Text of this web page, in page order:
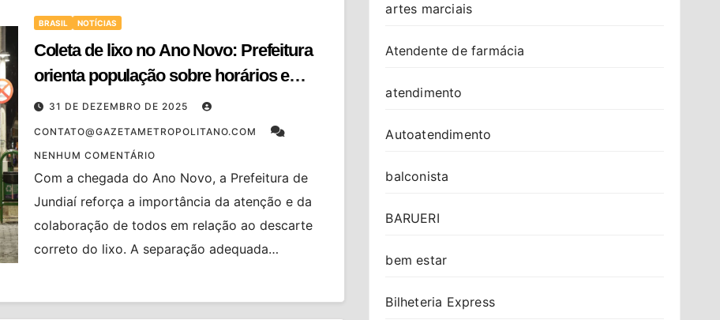
BRASIL NOTÍCIAS
Coleta de lixo no Ano Novo: Prefeitura
orienta população sobre horários e
descarte correto
31 DE DEZEMBRO DE 2025
CONTATO@GAZETAMETROPOLITANO.COM
NENHUM COMENTÁRIO
Com a chegada do Ano Novo, a Prefeitura de
Jundiaí reforça a importância da atenção e da
colaboração de todos em relação ao descarte
correto do lixo. A separação adequada…
artes marciais
Atendente de farmácia
atendimento
Autoatendimento
balconista
BARUERI
bem estar
Bilheteria Express